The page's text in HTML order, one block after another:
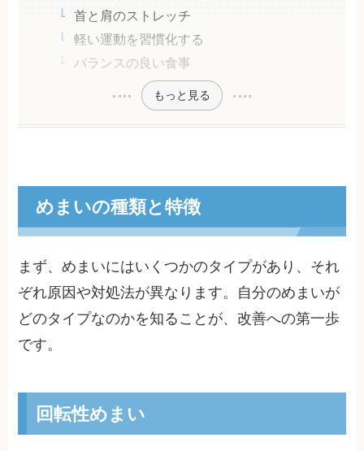
首と肩のストレッチ
軽い運動を習慣化する
バランスの良い食事
もっと見る
めまいの種類と特徴
まず、めまいにはいくつかのタイプがあり、それ
ぞれ原因や対処法が異なります。自分のめまいが
どのタイプなのかを知ることが、改善への第一歩
です。
回転性めまい